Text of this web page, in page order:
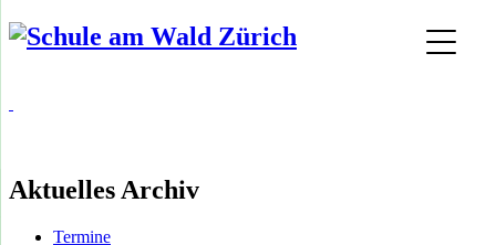
Aktuelles Archiv
Termine